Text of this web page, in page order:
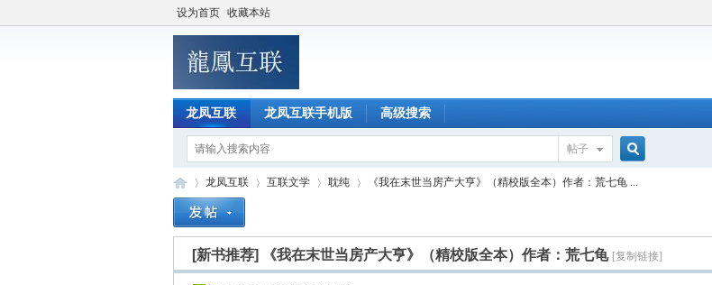
设为首页 收藏本站
龙凤互联 龙凤互联手机版 高级搜索
帖子
索
龙凤互联
›
互联文学
›
耽纯
›
《我在末世当房产大亨》（精校版全本）作者：荒七龟 ...
[新书推荐] 《我在末世当房产大亨》（精校版全本）作者：荒七龟 [复制链接]